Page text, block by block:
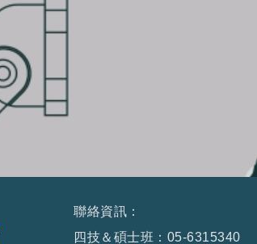
聯絡資訊：
四技＆碩士班：05-6315340